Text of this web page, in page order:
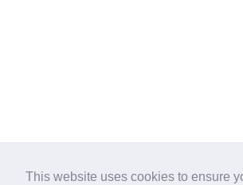
This website uses cookies to ensure